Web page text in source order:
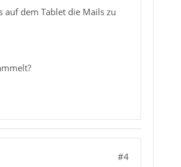
dem Tablet die Mails zu
#4